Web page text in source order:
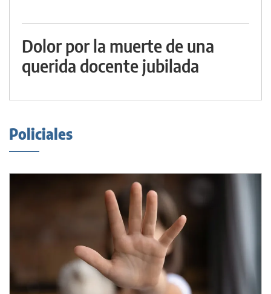
Dolor por la muerte de una
querida docente jubilada
Policiales